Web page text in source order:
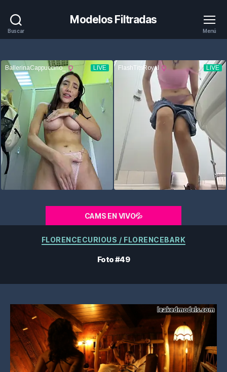
Buscar
Modelos Filtradas
Menú
CAMS EN VIVO💦
Categorías
FLORENCECURIOUS / FLORENCEBARK
Foto #49